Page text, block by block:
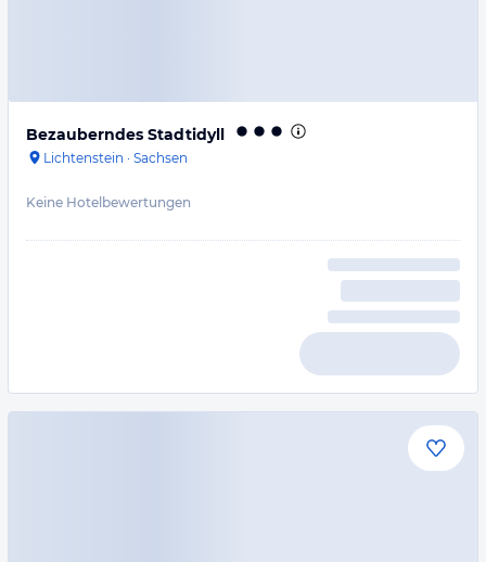
Bezauberndes Stadtidyll
Lichtenstein · Sachsen
Keine Hotelbewertungen